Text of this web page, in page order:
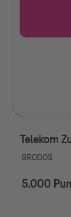
Telekom
BRODOS
5.000